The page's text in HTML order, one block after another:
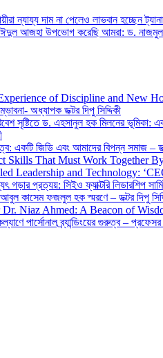
ন্যায্য দাম না পেলেও লাভবান হচ্ছেন
ঈদুল আজহা উপভোগ করেছি আমরা: ড.
of Discipline and New
অধ্যাপক ডক্টর দিপু সিদ্দিকী
সৃষ্টিতে ড. এহসানুল হক মিলনের ভূমিকা:
একটি জিডি এবং আমাদের বিপন্ন সমাজ –
Skills That Must Work Together
Leadership and Technology:
প্রত্যয়: সিইও ফ্যাক্টরি লিডারশিপ
কাসেম ফজলুল হক স্মরণে – ডক্টর দিপু
Niaz Ahmed: A Beacon of
পার্সোনাল ব্র্যান্ডিংয়ের গুরুত্ব – প্রফেসর